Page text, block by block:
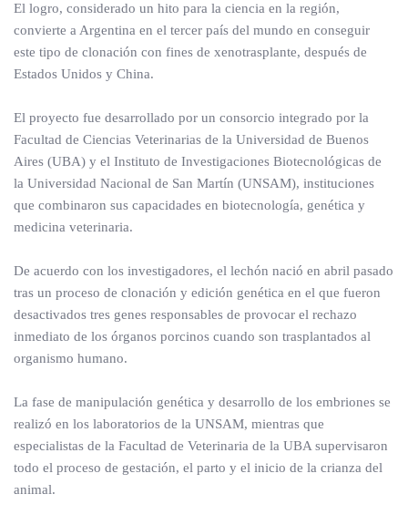
El logro, considerado un hito para la ciencia en la región,
convierte a Argentina en el tercer país del mundo en conseguir
este tipo de clonación con fines de xenotrasplante, después de
Estados Unidos y China.
El proyecto fue desarrollado por un consorcio integrado por la
Facultad de Ciencias Veterinarias de la Universidad de Buenos
Aires (UBA) y el Instituto de Investigaciones Biotecnológicas de
la Universidad Nacional de San Martín (UNSAM), instituciones
que combinaron sus capacidades en biotecnología, genética y
medicina veterinaria.
De acuerdo con los investigadores, el lechón nació en abril pasado
tras un proceso de clonación y edición genética en el que fueron
desactivados tres genes responsables de provocar el rechazo
inmediato de los órganos porcinos cuando son trasplantados al
organismo humano.
La fase de manipulación genética y desarrollo de los embriones se
realizó en los laboratorios de la UNSAM, mientras que
especialistas de la Facultad de Veterinaria de la UBA supervisaron
todo el proceso de gestación, el parto y el inicio de la crianza del
animal.